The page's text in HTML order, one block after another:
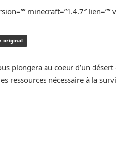
minecraft=”1.4.7″ lien=””
original
plongera au coeur d’un désert
ressources nécessaire à la